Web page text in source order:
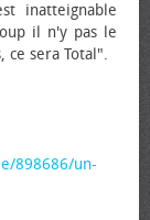
inatteignable
il n'y pas le
ce sera Total".
898686/un-